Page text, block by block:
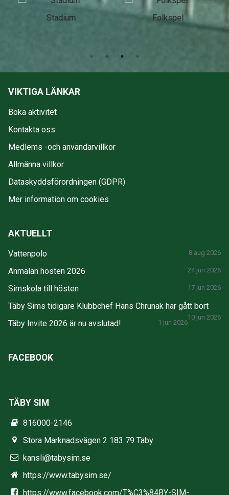
Stadium Folkspel
VIKTIGA LÄNKAR
Boka aktivitet
Kontakta oss
Medlems -och användarvillkor
Allmänna villkor
Dataskyddsförordningen (GDPR)
Mer information om cookies
AKTUELLT
Vattenpolo 8 aug 2026
Anmälan hösten 2026 24 jun 2026
Simskola till hösten 17 jun 2026
Täby Sims tidigare Klubbchef Hans Chrunak har gått bort
10 jun 2026
Täby Invite 2026 är nu avslutad! 1 jun 2026
FACEBOOK
TÄBY SIM
816000-2146
Stora Marknadsvägen 2 183 79 Täby
kansli@tabysim.se
https://www.tabysim.se/
https://www.facebook.com/T%C3%84BY-SIM-